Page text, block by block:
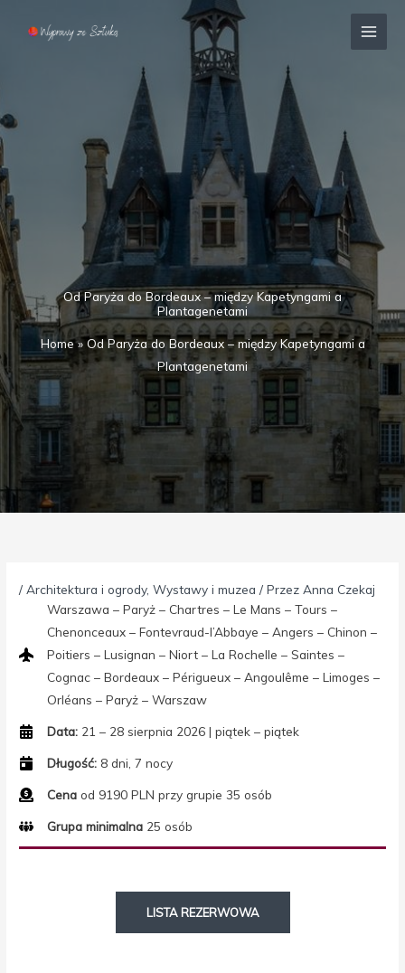
Od Paryża do Bordeaux – między Kapetyngami a
Plantagenetami
Home » Od Paryża do Bordeaux – między Kapetyngami a
Plantagenetami
/Architektura i ogrody,Wystawy i muzea / PrzezAnna Czekaj
Warszawa – Paryż – Chartres – Le Mans – Tours –
Chenonceaux – Fontevraud-l’Abbaye – Angers – Chinon –
Poitiers – Lusignan – Niort – La Rochelle – Saintes –
Cognac – Bordeaux – Périgueux – Angoulême – Limoges –
Orléans – Paryż – Warszaw
Data: 21 – 28 sierpnia 2026 | piątek – piątek
Długość: 8 dni, 7 nocy
Cena od 9190 PLN przy grupie 35 osób
Grupa minimalna 25 osób
LISTA REZERWOWA